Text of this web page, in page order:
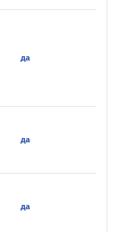
да
да
да